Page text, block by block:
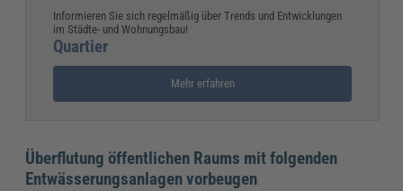
Informieren Sie sich regelmäßig über Trends und Entwicklungen
im Städte- und Wohnungsbau!
Quartier
Mehr erfahren
Überflutung öffentlichen Raums mit folgenden
Entwässerungsanlagen vorbeugen